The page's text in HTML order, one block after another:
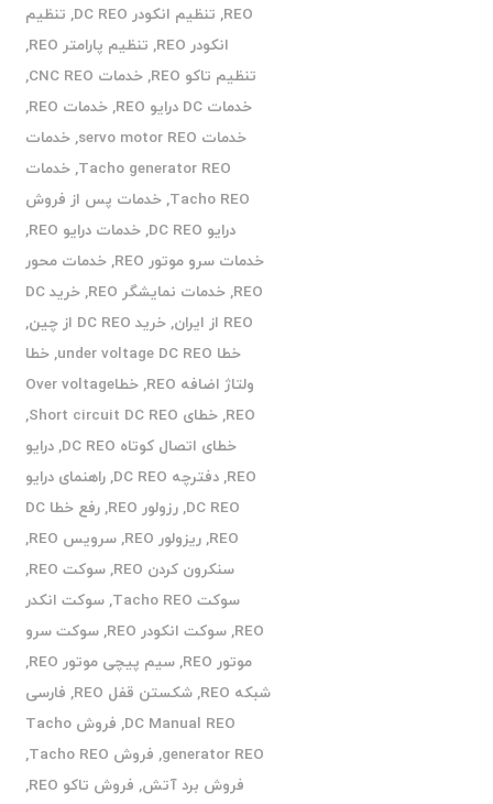
REO
, تنظیم انکودر DC REO , تنظیم
انکودر REO
, تنظیم پارامتر REO
,
تنظیم تاکو REO
,خدمات CNC REO
,
خدمات DC درایو REO
,خدمات REO
,
خدمات servo motor REO
,خدمات
Tacho generator REO
,خدمات
Tacho REO
,خدمات پس از فروش
درایو DC REO
,خدمات درایو REO
,
خدمات سرو موتور REO
,خدمات محور
REO
,خدمات نمایشگر REO ,
خرید DC
REO از ایران
,خرید DC REO از چین
,
خطا under voltage DC REO
,خطا
ولتاژ اضافه REO
,
خطاOver voltage
REO
,خطای Short circuit DC REO
,
خطای اتصال کوتاه DC REO
,درایو
REO
,دفترچه DC REO ,راهنمای درایو
DC REO
,رزولور REO ,
رفع خطا DC
REO
,ریزولور REO ,سرویس REO
,
سنکرون کردن REO
,سوکت REO
,
سوکت Tacho REO
,سوکت انکدر
REO
,سوکت انکودر REO ,سوکت سرو
موتور REO
,سیم پیچی موتور REO
,
شبکه REO
,شکستن قفل REO , فارسی
DC Manual REO
,
فروش Tacho
generator REO
, فروش Tacho REO
,
فروش برد آتش, فروش تاکو REO
,